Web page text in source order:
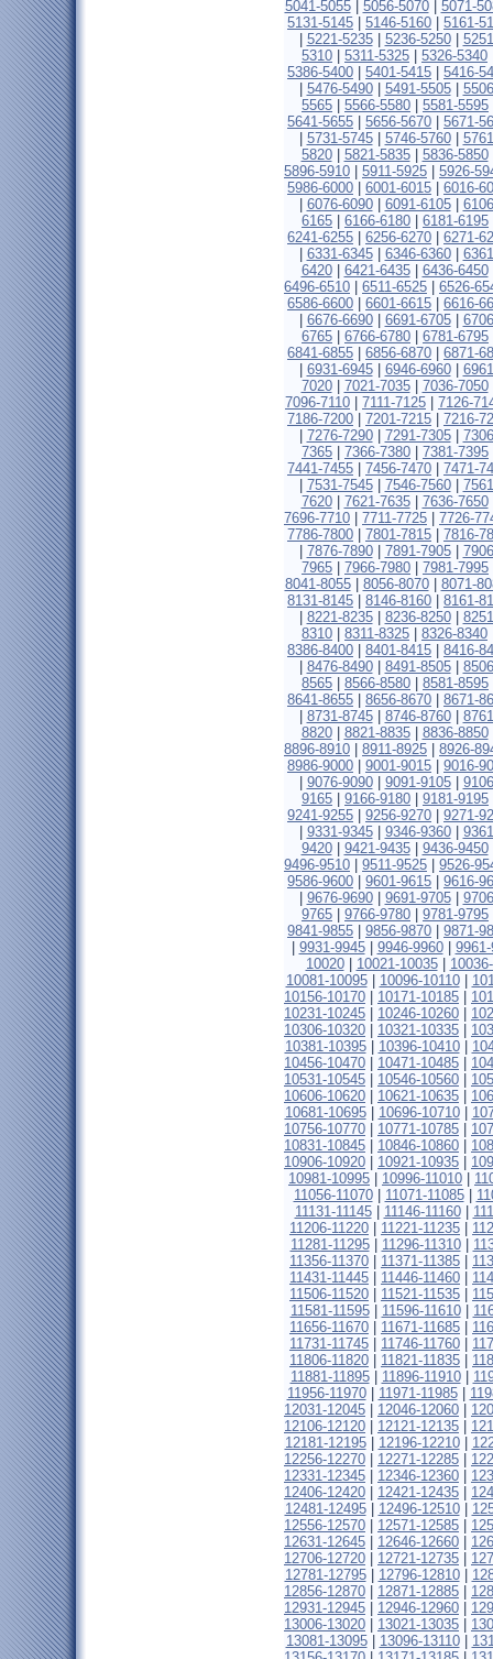
5041-5055| 5056-5070| 5071-
5131-5145
5146-5160
5161-
5221-5235| 5236-5250|
5310
5311-5325 5326-5340
5386-5400
5401-5415
5416-
5476-5490| 5491-5505|
5565
5566-5580 5581-5595
5641-5655
5656-5670
5671-
5731-5745| 5746-5760|
5820| 5821-5835| 5836-5850
5896-5910
5911-5925
5926-
5986-6000
6001-6015
6016-
6076-6090| 6091-6105|
6165
6166-6180 6181-6195
6241-6255
6256-6270
6271-
6331-6345| 6346-6360|
6420| 6421-6435| 6436-6450
6496-6510
6511-6525
6526-
6586-6600
6601-6615
6616-
6676-6690| 6691-6705|
6765
6766-6780 6781-6795
6841-6855
6856-6870
6871-
6931-6945| 6946-6960|
7020| 7021-7035| 7036-7050
7096-7110
7111-7125
7126-
7186-7200
7201-7215
7216-
7276-7290| 7291-7305|
7365
7366-7380 7381-7395
7441-7455
7456-7470
7471-
7531-7545| 7546-7560|
7620| 7621-7635| 7636-7650
7696-7710
7711-7725
7726-
7786-7800
7801-7815
7816-
7876-7890| 7891-7905|
7965
7966-7980 7981-7995
8041-8055| 8056-8070| 8071-
8131-8145
8146-8160
8161-
8221-8235| 8236-8250|
8310
8311-8325 8326-8340
8386-8400
8401-8415
8416-
8476-8490| 8491-8505|
8565
8566-8580 8581-8595
8641-8655
8656-8670
8671-
8731-8745| 8746-8760|
8820| 8821-8835| 8836-8850
8896-8910
8911-8925
8926-
8986-9000
9001-9015
9016-
9076-9090| 9091-9105|
9165
9166-9180 9181-9195
9241-9255
9256-9270
9271-
9331-9345| 9346-9360|
9420| 9421-9435| 9436-9450
9496-9510
9511-9525
9526-
9586-9600
9601-9615
9616-
9676-9690| 9691-9705|
9765
9766-9780 9781-9795
9841-9855
9856-9870
9871-
9931-9945| 9946-9960|
10020| 10021-10035|
10081-10095| 10096-10110|
10156-10170
10171-10185
10231-10245
10246-10260
10306-10320
10321-10335
10381-10395| 10396-10410|
10456-10470
10471-10485
10531-10545
10546-10560
10606-10620
10621-10635
10681-10695| 10696-10710|
10756-10770
10771-10785
10831-10845
10846-10860
10906-10920
10921-10935
10981-10995
10996-11010
11056-11070| 11071-11085|
11131-11145| 11146-11160|
11206-11220
11221-11235
11281-11295| 11296-11310|
11356-11370
11371-11385
11431-11445
11446-11460
11506-11520
11521-11535
11581-11595| 11596-11610|
11656-11670
11671-11685
11731-11745
11746-11760
11806-11820
11821-11835
11881-11895| 11896-11910|
11956-11970| 11971-11985|
12031-12045
12046-12060
12106-12120
12121-12135
12181-12195| 12196-12210|
12256-12270
12271-12285
12331-12345
12346-12360
12406-12420
12421-12435
12481-12495| 12496-12510|
12556-12570
12571-12585
12631-12645
12646-12660
12706-12720
12721-12735
12781-12795| 12796-12810|
12856-12870
12871-12885
12931-12945
12946-12960
13006-13020
13021-13035
13081-13095| 13096-13110|